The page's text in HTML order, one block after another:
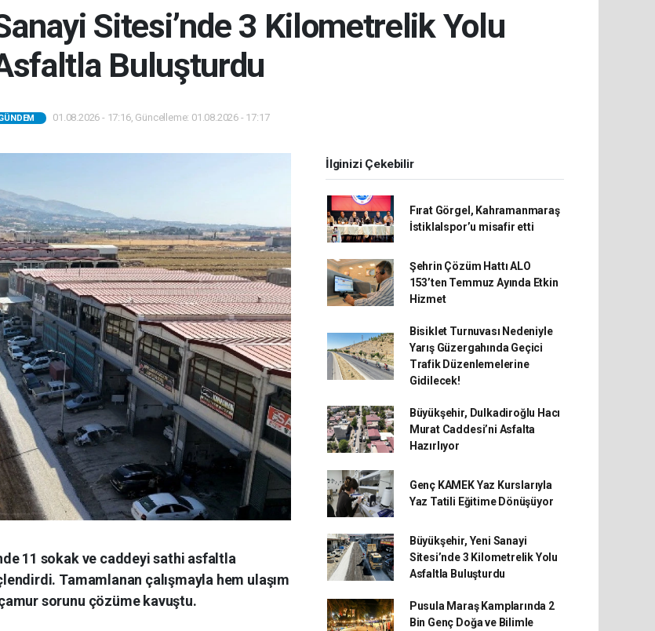
Sitesi’nde 3 Kilometrelik Yolu
Buluşturdu
01.08.2026 - 17:16, Güncelleme: 01.08.2026 - 17:17
11 sokak ve caddeyi sathi asfaltla
Tamamlanan çalışmayla hem ulaşım
sorunu çözüme kavuştu.
İlginizi Çekebilir
Fırat Görgel, Kahramanmaraş
İstiklalspor’u misafir etti
Şehrin Çözüm Hattı ALO
153’ten Temmuz Ayında Etkin
Hizmet
Bisiklet Turnuvası Nedeniyle
Yarış Güzergahında Geçici
Trafik Düzenlemelerine
Gidilecek!
Büyükşehir, Dulkadiroğlu Hacı
Murat Caddesi’ni Asfalta
Hazırlıyor
Genç KAMEK Yaz Kurslarıyla
Yaz Tatili Eğitime Dönüşüyor
Büyükşehir, Yeni Sanayi
Sitesi’nde 3 Kilometrelik Yolu
Asfaltla Buluşturdu
Pusula Maraş Kamplarında 2
Bin Genç Doğa ve Bilimle